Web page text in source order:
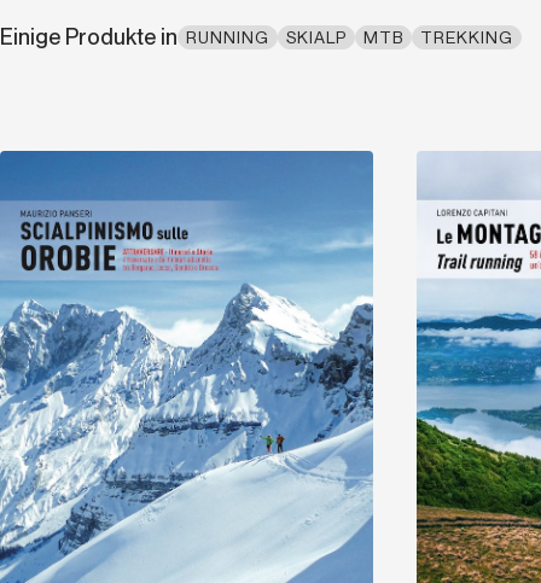
Einige Produkte in RUNNING SKIALP MTB TREKKING